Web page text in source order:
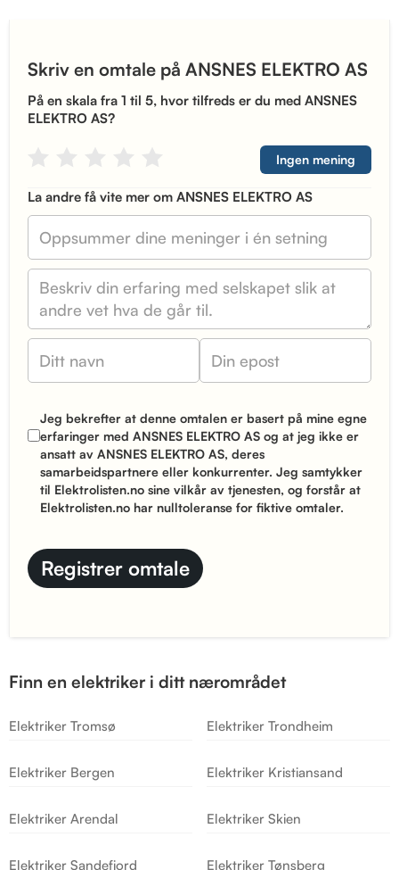
Skriv en omtale på ANSNES ELEKTRO AS
På en skala fra 1 til 5, hvor tilfreds er du med ANSNES
ELEKTRO AS?
Ingen mening
La andre få vite mer om ANSNES ELEKTRO AS
Jeg bekrefter at denne omtalen er basert på mine egne
erfaringer med ANSNES ELEKTRO AS og at jeg ikke er
ansatt av ANSNES ELEKTRO AS, deres
samarbeidspartnere eller konkurrenter. Jeg samtykker
til Elektrolisten.no sinevilkår av tjenesten, og forstår at
Elektrolisten.no har nulltoleranse for fiktive omtaler.
Finn en elektriker i ditt nærområdet
Elektriker Tromsø Elektriker Trondheim
Elektriker Bergen Elektriker Kristiansand
Elektriker Arendal Elektriker Skien
Elektriker Sandefjord Elektriker Tønsberg